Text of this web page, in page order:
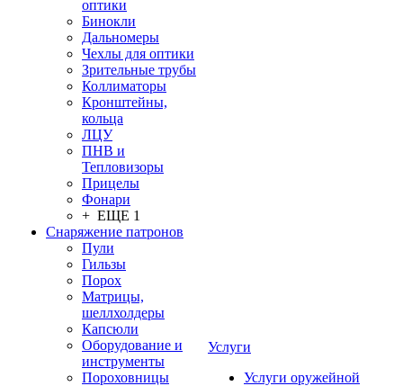
оптики
Бинокли
Дальномеры
Чехлы для оптики
Зрительные трубы
Коллиматоры
Кронштейны,
кольца
ЛЦУ
ПНВ и
Тепловизоры
Прицелы
Фонари
+ ЕЩЕ 1
Снаряжение патронов
Пули
Гильзы
Порох
Матрицы,
шеллхолдеры
Капсюли
Оборудование и
инструменты
Пороховницы
Услуги
Услуги оружейной